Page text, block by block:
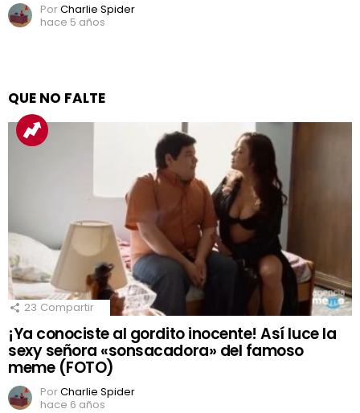
PorCharlie Spider
hace 5 años
QUE NO FALTE
23 Compartir
¡Ya conociste al gordito inocente! Así luce la
sexy señora «sonsacadora» del famoso
meme (FOTO)
PorCharlie Spider
hace 6 años